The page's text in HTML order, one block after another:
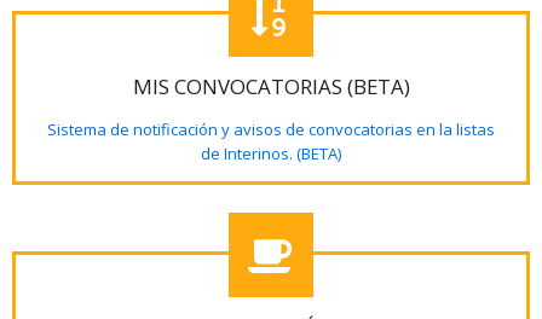
MIS CONVOCATORIAS (BETA)
Sistema de notificación y avisos de convocatorias en la listas
de Interinos. (BETA)